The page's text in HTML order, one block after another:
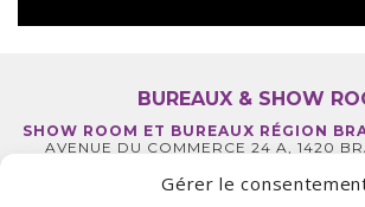
Gérer le
BUREAUX & SHOW
SHOW ROOM ET BUREAUX RÉGION
AVENUE DU COMMERCE 24 A, 1420
4430 ANS TEL +32 (0) 2 387 43 32 | FAX
©2025 ALL ACCESS | POLITIQUE DE